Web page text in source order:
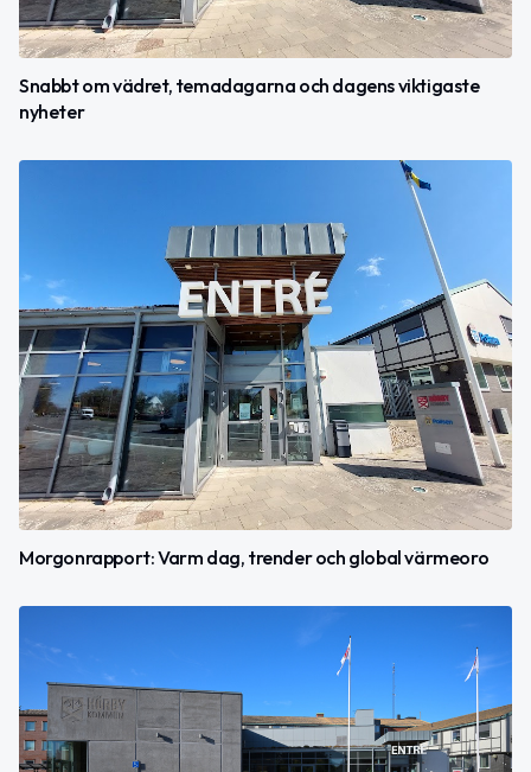
Snabbt om vädret, temadagarna och dagens viktigaste
nyheter
Morgonrapport: Varm dag, trender och global värmeoro